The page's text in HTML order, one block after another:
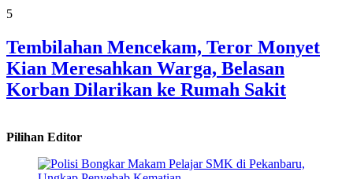
5
Tembilahan Mencekam, Teror Monyet
Kian Meresahkan Warga, Belasan
Korban Dilarikan ke Rumah Sakit
Pilihan Editor